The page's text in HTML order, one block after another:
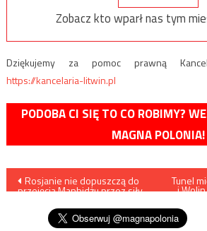
Zobacz kto wparł nas tym
Dziękujemy za pomoc prawną
https://kancelaria-litwin.pl
PODOBA CI SIĘ TO CO ROBIMY?
MAGNA POLONIA!
Nawigacja
wpisu
Rosjanie nie dopuszczą do
przejęcia Manbidżu przez siły
Tunel
i